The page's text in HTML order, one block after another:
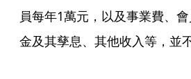
員每年1萬元，以及事業費、
金及其孳息、其他收入等，並